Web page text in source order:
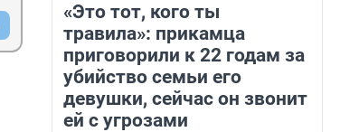
«Это тот, кого ты
травила»: прикамца
приговорили к 22 годам за
убийство семьи его
девушки, сейчас он звонит
ей с угрозами